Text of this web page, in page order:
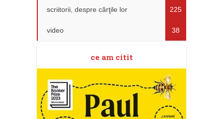
scriitorii, despre cărţile lor 225
video 38
ce am citit